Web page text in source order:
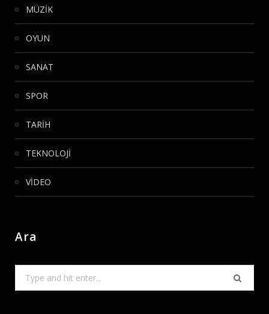
MÜZİK
OYUN
SANAT
SPOR
TARİH
TEKNOLOJİ
VİDEO
Ara
for: